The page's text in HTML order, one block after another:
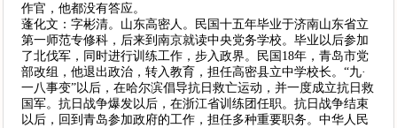
作官，他都没有答应。
蓬化文：字彬清。山东高密人。民国十五年毕业于济南山东省立
第一师范专修科，后来到南京就读中央党务学校。毕业以后参加
了北伐军，同时进行训练工作，步入政界。民国18年，青岛市党
部改组，他退出政治，转入教育，担任高密县立中学校长。“九·
一八事变”以后，在哈尔滨倡导抗日救亡运动，并一度成立抗日救
国军。抗日战争爆发以后，在浙江省训练团任职。抗日战争结束
以后，回到青岛参加政府的工作，担任多种重要职务。中华人民